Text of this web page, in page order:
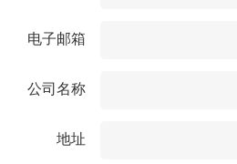
电子邮箱
公司名称
地址